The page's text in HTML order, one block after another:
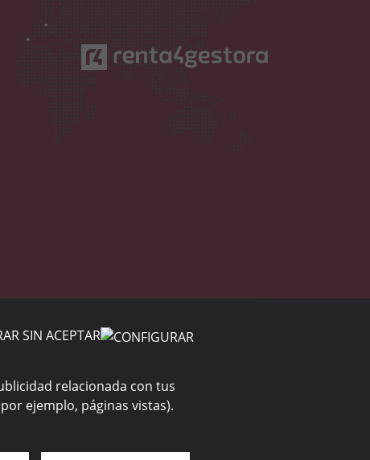
SIN ACEPTAR
relacionada con tus
ejemplo, páginas vistas).
Normativa